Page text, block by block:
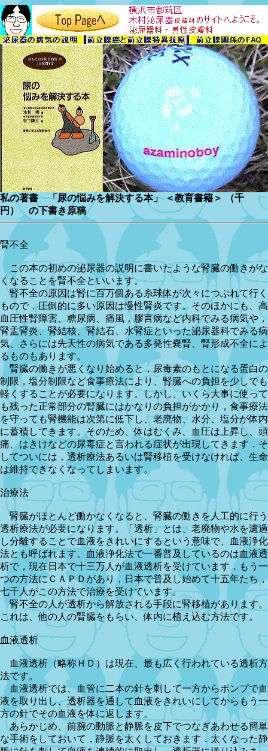
私の著書 「尿の悩みを解決する本」 ＜教育書籍＞ （千
円） の下書き原稿
腎不全
この本の初めの泌尿器の説明に書いたような腎臓の働きがな
くなることを腎不全といいます。
腎不全の原因は腎に百万個ある糸球体が次々につぶれて行く
もので，圧倒的に多い原因は慢性腎炎です。そのほかにも、高
血圧性腎障害、糖尿病、痛風，膠言病など内科でみる病気や，
腎盂腎炎、腎結核、腎結石、水腎症といった泌尿器科でみる病
気、さらには先天性の病気である多発性嚢腎、腎形成不全によ
るものもあります。
腎臓の働きが悪くなり始めると，尿毒素のもとになる蛋白の
制限，塩分制限など食事療法により、腎臓への負担を少しでも
軽くすることが必要になります。しかし、いくら大事に使って
も残った正常部分の腎臓にはかなりの負担がかかり，食事療法
を守っても腎機能は次第に低下し、老廃物、水分、塩分が体内
に蓄積してきます。そのため、体はむくみ、血圧は上昇し、頭
痛、はきけなどの尿毒症と言われる症状が出現してきます．そ
してついには，透析療法あるいは腎移植を受けなければ、生命
は維持できなくなってしまいます。
治療法
腎臓がほとんど働かなくなると、腎臓の働きを人工的に行う
透析療法が必要になります。「透析」とは、老廃物や水を濾過
し分離することで血液をきれいにするという意味で、血液浄化
法とも呼ばれます。血液浄化法で一番普及しているのは血液透
析で，現在日本で十三万人が血液透析を受けています．もう一
つの方法にＣＡＰＤがあり，日本で普及し始めて十五年たち，
七千人がこの方法で治療を受けています。
腎不全の人が透析から解放される手段に腎移植があります。
これは、他の人の腎臓をもらい、体内に植え込む方法です。
血液透析
血液透析（略称ＨＤ）は現在、最も広く行われている透析方
法です。
血液透析では、血管に二本の針を刺して一方からポンプで血
液を取り出し、透析器を通して血液をきれいにしてからもう一
方の針でその血液を体に返します。
あらかじめ、前腕の動脈と静脈を皮下でつなぎあわせる簡単
な手術をしておいて，静脈を太くしておきます．太くなった静